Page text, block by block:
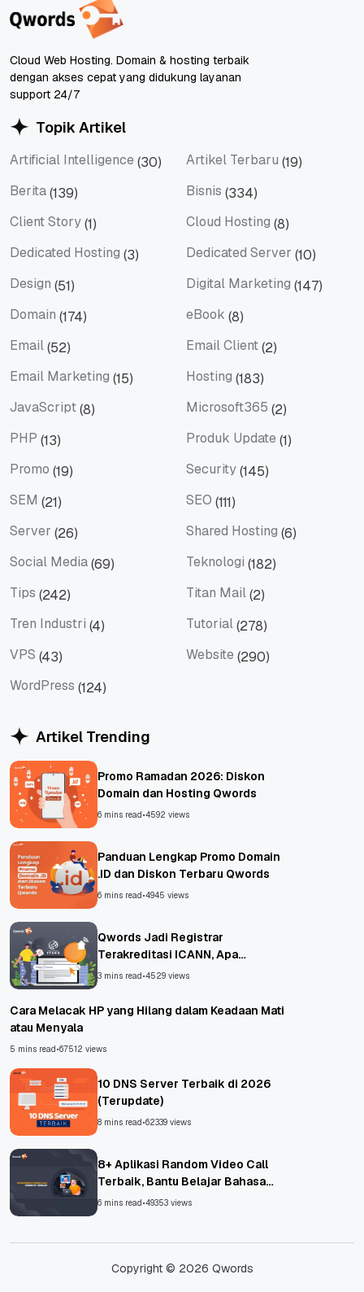
Cloud Web Hosting. Domain & hosting terbaik
dengan akses cepat yang didukung layanan
support 24/7
Topik Artikel
Artificial Intelligence (30) Artikel Terbaru (19)
Berita(139) Bisnis (334)
Client Story(1) Cloud Hosting (8)
Dedicated Hosting (3) Dedicated Server (10)
Design (51) Digital Marketing (147)
Domain (174) eBook (8)
Email(52) Email Client(2)
Email Marketing (15) Hosting (183)
JavaScript(8) Microsoft365 (2)
PHP (13) Produk Update (1)
Promo (19) Security(145)
SEM (21) SEO (111)
Server (26) Shared Hosting (6)
Social Media(69) Teknologi (182)
Tips (242) Titan Mail(2)
Tren Industri (4) Tutorial(278)
VPS (43) Website (290)
WordPress (124)
Artikel Trending
Promo Ramadan 2026: Diskon
Domain dan Hosting Qwords
6 mins read•4592 views
Panduan Lengkap Promo Domain
.ID dan Diskon Terbaru Qwords
6 mins read•4945 views
Qwords Jadi Registrar
Terakreditasi ICANN, Apa
Untungnya?
3 mins read•4529 views
Cara Melacak HP yang Hilang dalam Keadaan Mati
atau Menyala
5 mins read•67512 views
10 DNS Server Terbaik di 2026
(Terupdate)
8 mins read•62339 views
8+ Aplikasi Random Video Call
Terbaik, Bantu Belajar Bahasa
Asing!
6 mins read•49353 views
Copyright © 2026 Qwords